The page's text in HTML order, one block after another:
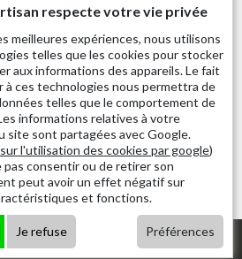
87
87
arbre 87
87
et haie 87
cimetière 87
grillage et clôture 87
réservé | Mentions légales
respecte votre vie privée
meilleures expériences, nous utilisons
telles que les cookies pour stocker
aux informations des appareils. Le fait
à ces technologies nous permettra de
telles que le comportement de
informations relatives à votre
site sont partagées avec Google.
l'utilisation des cookies par google)
pas consentir ou de retirer son
peut avoir un effet négatif sur
et fonctions.
Je refuse Préférences